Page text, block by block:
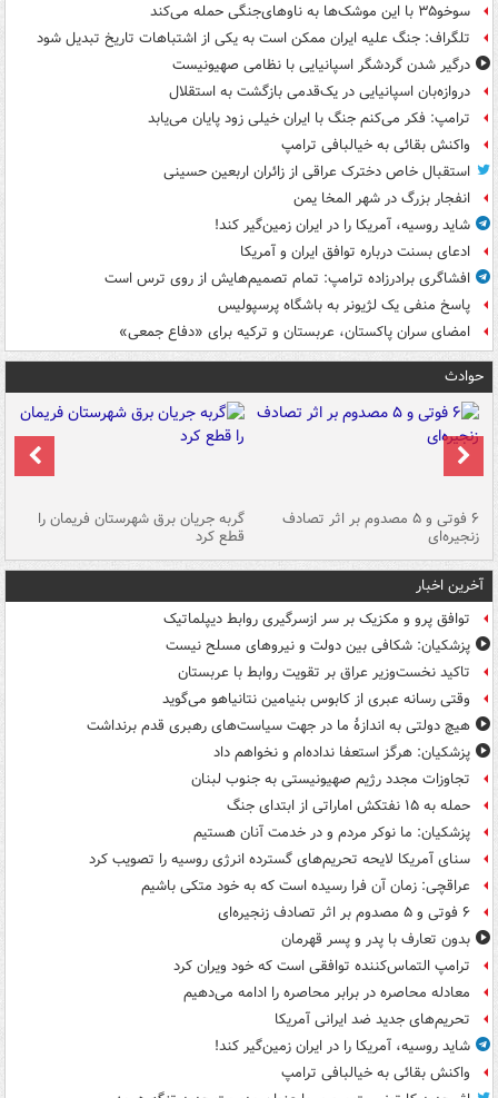
سوخو۳۵ با این موشک‌ها به ناوهای‌جنگی حمله می‌کند
تلگراف: جنگ علیه ایران ممکن است به یکی از اشتباهات تاریخ تبدیل شود
درگیر شدن گردشگر اسپانیایی با نظامی صهیونیست
دروازه‌بان اسپانیایی در یک‌قدمی بازگشت به استقلال
ترامپ: فکر می‌کنم جنگ با ایران خیلی زود پایان می‌یابد
واکنش بقائی به خیالبافی ترامپ
استقبال خاص دخترک عراقی از زائران اربعین حسینی
انفجار بزرگ در شهر المخا یمن
شاید روسیه، آمریکا را در ایران زمین‌گیر کند!
ادعای بسنت درباره توافق ایران و آمریکا
افشاگری برادرزاده ترامپ: تمام تصمیم‌هایش از روی ترس است
پاسخ منفی یک لژیونر به باشگاه پرسپولیس
امضای سران پاکستان، عربستان و ترکیه برای «دفاع جمعی»
حوادث
۶ فوتی و ۵ مصدوم بر اثر تصادف
زنجیره‌ای
گربه جریان برق شهرستان فریمان را
قطع کرد
آخرین اخبار
توافق پرو و مکزیک بر سر ازسرگیری روابط دیپلماتیک
پزشکیان: شکافی بین دولت و نیروهای مسلح نیست
تاکید نخست‌وزیر عراق بر تقویت روابط با عربستان
وقتی رسانه عبری از کابوس بنیامین نتانیاهو می‌گوید
هیچ دولتی به اندازۀ ما در جهت سیاست‌های رهبری قدم برنداشت
پزشکیان: هرگز استعفا نداده‌ام و نخواهم داد
تجاوزات مجدد رژیم صهیونیستی به جنوب لبنان
حمله به ۱۵ نفتکش‌ اماراتی از ابتدای جنگ
پزشکیان: ما نوکر مردم و در خدمت آنان هستیم
سنای آمریکا لایحه تحریم‌های گسترده انرژی روسیه را تصویب کرد
عراقچی: زمان آن فرا رسیده است که به خود متکی باشیم
۶ فوتی و ۵ مصدوم بر اثر تصادف زنجیره‌ای
بدون تعارف با پدر و پسر قهرمان
ترامپ التماس‌کننده توافقی است که خود ویران کرد
معادله محاصره در برابر محاصره را ادامه می‌دهیم
تحریم‌های جدید ضد ایرانی آمریکا
شاید روسیه، آمریکا را در ایران زمین‌گیر کند!
واکنش بقائی به خیالبافی ترامپ